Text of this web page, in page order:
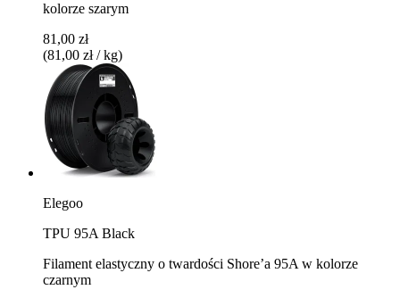
kolorze szarym
81,00 zł
(81,00 zł / kg)
Elegoo
TPU 95A Black
Filament elastyczny o twardości Shore’a 95A w kolorze
czarnym